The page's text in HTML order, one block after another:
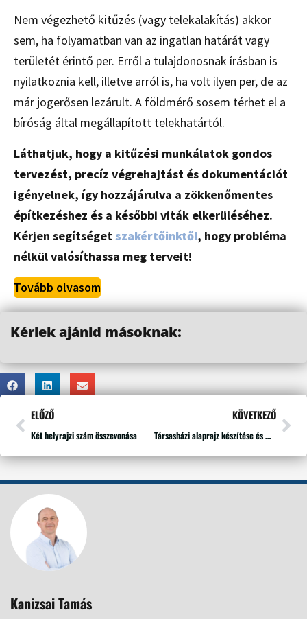
Nem végezhető kitűzés (vagy telekalakítás) akkor
sem, ha folyamatban van az ingatlan határát vagy
területét érintő per. Erről a tulajdonosnak írásban is
nyilatkoznia kell, illetve arról is, ha volt ilyen per, de az
már jogerősen lezárult. A földmérő sosem térhet el a
bíróság által megállapított telekhatártól.
Láthatjuk, hogy a kitűzési munkálatok gondos
tervezést, precíz végrehajtást és dokumentációt
igényelnek, így hozzájárulva a zökkenőmentes
építkezéshez és a későbbi viták elkerüléséhez.
Kérjen segítségetszakértőinktől, hogy probléma
nélkül valósíthassa meg terveit!
Tovább olvasom
Kérlek ajánld másoknak:
ELŐZŐ
Két helyrajzi szám összevonása
KÖVETKEZŐ
Társasházi alaprajz készítése és módosítása: Fontos tudnivalók
Kanizsai Tamás